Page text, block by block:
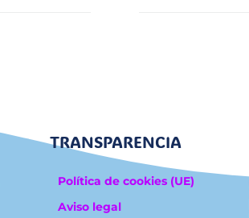
TRANSPARENCIA
Política de cookies (UE)
Aviso legal